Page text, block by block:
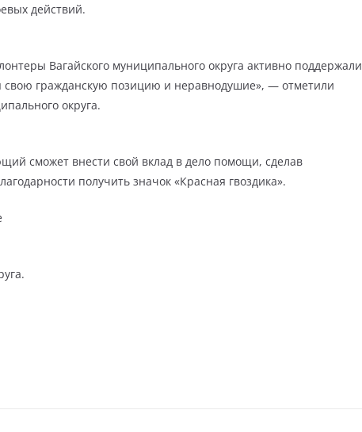
действий.
Вагайского муниципального округа активно поддержали
свою гражданскую позицию и неравнодушие», — отметили
округа.
сможет внести свой вклад в дело помощи, сделав
получить значок «Красная гвоздика».